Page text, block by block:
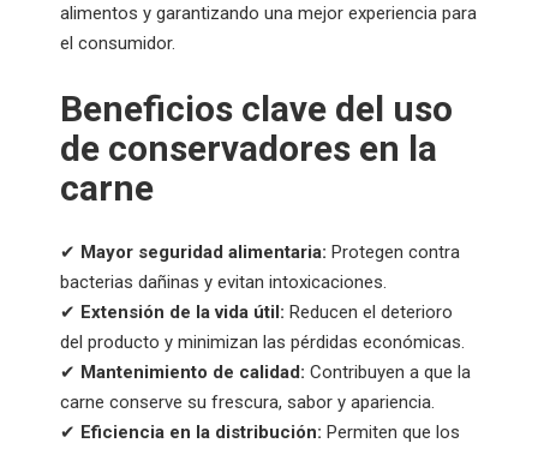
alimentos y garantizando una mejor experiencia para
el consumidor.
Beneficios clave del uso
de conservadores en la
carne
✔ Mayor seguridad alimentaria: Protegen contra
bacterias dañinas y evitan intoxicaciones.
✔ Extensión de la vida útil: Reducen el deterioro
del producto y minimizan las pérdidas económicas.
✔ Mantenimiento de calidad: Contribuyen a que la
carne conserve su frescura, sabor y apariencia.
✔ Eficiencia en la distribución: Permiten que los